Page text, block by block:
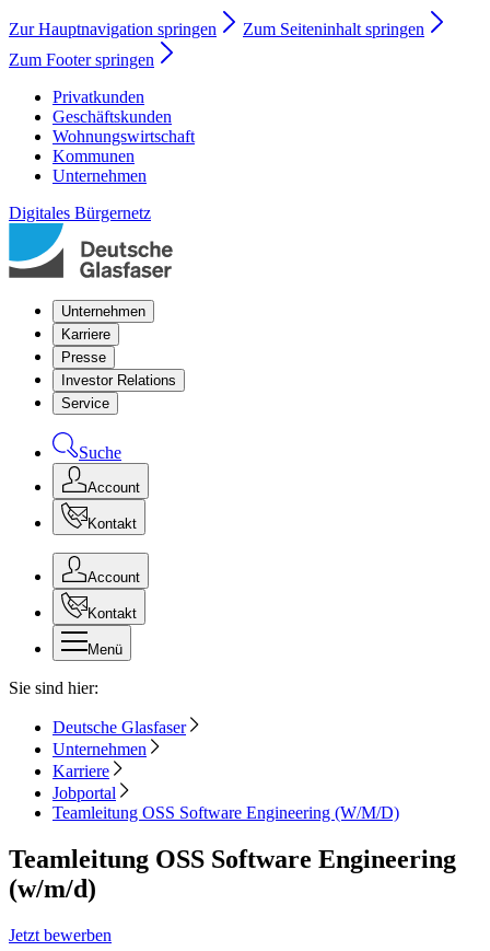
Zur Hauptnavigation springen
Zum Seiteninhalt springen
Zum Footer springen
Privatkunden
Geschäftskunden
Wohnungswirtschaft
Kommunen
Unternehmen
Digitales Bürgernetz
Unternehmen
Karriere
Presse
Investor Relations
Service
Suche
Account
Kontakt
Account
Kontakt
Menü
Sie sind hier:
Deutsche Glasfaser
Unternehmen
Karriere
Jobportal
Teamleitung OSS Software Engineering (W/M/D)
Teamleitung OSS Software Engineering
(w/m/d)
Jetzt bewerben